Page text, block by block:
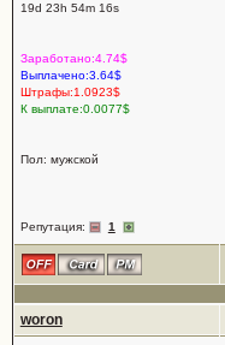
19d 23h 54m 16s
Заработано:4.74$
Выплачено:3.64$
Штрафы:1.0923$
К выплате:0.0077$
Пол: мужской
Репутация: 1
woron